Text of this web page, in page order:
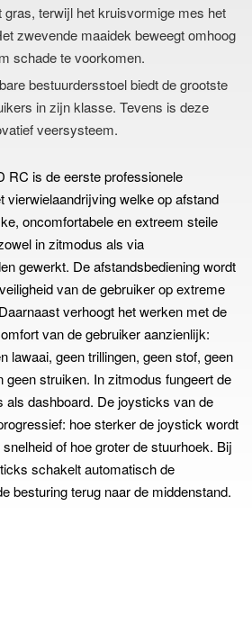
gras, terwijl het kruisvormige mes het
zwevende maaidek beweegt omhoog
schade te voorkomen.
bestuurdersstoel biedt de grootste
in zijn klasse. Tevens is deze
veersysteem.
RC is de eerste professionele
vierwielaandrijving welke op afstand
oncomfortabele en extreem steile
in zitmodus als via
gewerkt. De afstandsbediening wordt
van de gebruiker op extreme
verhoogt het werken met de
van de gebruiker aanzienlijk:
lawaai, geen trillingen, geen stof, geen
geen struiken. In zitmodus fungeert de
als dashboard. De joysticks van de
hoe sterker de joystick wordt
of hoe groter de stuurhoek. Bij
schakelt automatisch de
besturing terug naar de middenstand.